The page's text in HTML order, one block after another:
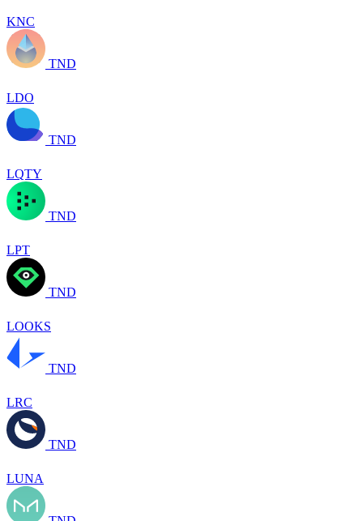
KNC
TND
LDO
TND
LQTY
TND
LPT
TND
LOOKS
TND
LRC
TND
LUNA